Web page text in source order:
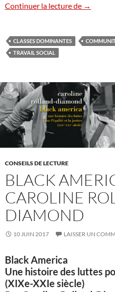
Continuer la lecture de Les co-
→
CLASSES DOMINANTES
TRAVAIL SOCIAL
CONSEILS DE LECTURE
BLACK
CAROLINE
DIAMOND
10 JUIN 2017 LAISSER UN
Black America
Une histoire des luttes
(XIXe-XXIe siècle)